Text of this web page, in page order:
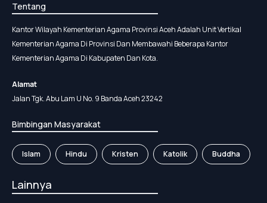
Tentang
Kantor Wilayah Kementerian Agama Provinsi Aceh Adalah Unit Vertikal
Kementerian Agama Di Provinsi Dan Membawahi Beberapa Kantor
Kementerian Agama Di Kabupaten Dan Kota.
Alamat
Jalan Tgk. Abu Lam U No. 9 Banda Aceh 23242
Bimbingan Masyarakat
Islam Hindu Kristen Katolik Buddha
Lainnya